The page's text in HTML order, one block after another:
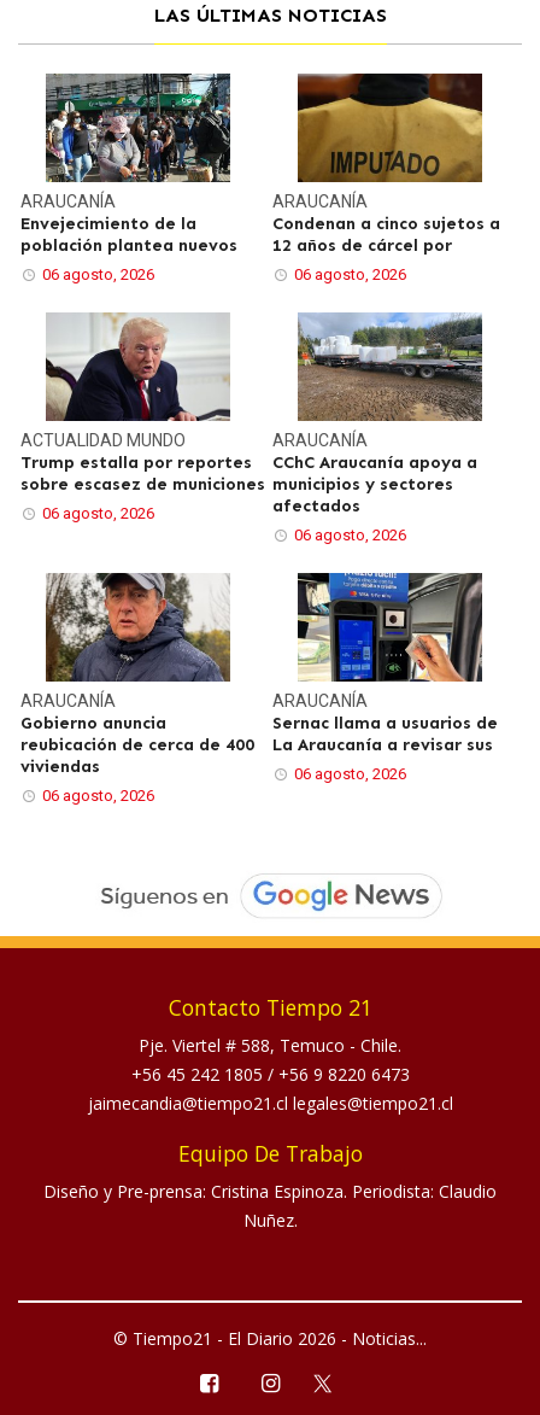
LAS ÚLTIMAS NOTICIAS
ARAUCANÍA
Envejecimiento de la
población plantea nuevos
06 agosto, 2026
ARAUCANÍA
Condenan a cinco sujetos a
12 años de cárcel por
06 agosto, 2026
ACTUALIDAD MUNDO
Trump estalla por reportes
sobre escasez de municiones
06 agosto, 2026
ARAUCANÍA
CChC Araucanía apoya a
municipios y sectores
afectados
06 agosto, 2026
ARAUCANÍA
Gobierno anuncia
reubicación de cerca de 400
viviendas
06 agosto, 2026
ARAUCANÍA
Sernac llama a usuarios de
La Araucanía a revisar sus
06 agosto, 2026
Contacto Tiempo 21
Pje. Viertel # 588, Temuco - Chile.
+56 45 242 1805 / +56 9 8220 6473
jaimecandia@tiempo21.cl legales@tiempo21.cl
Equipo De Trabajo
Diseño y Pre-prensa: Cristina Espinoza. Periodista: Claudio
Nuñez.
© Tiempo21 - El Diario 2026 - Noticias...